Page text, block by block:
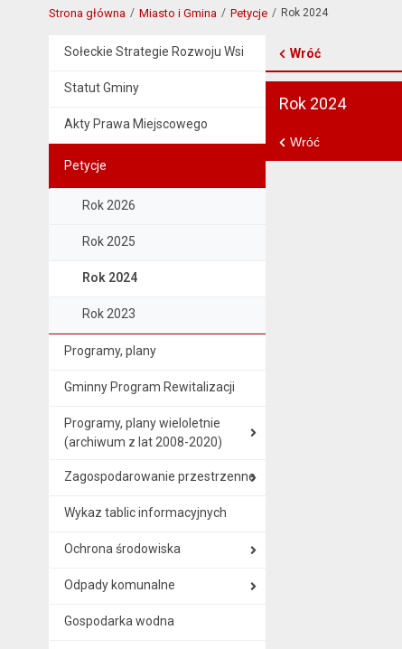
Strona główna Miasto i Gmina Petycje Rok 2024
Sołeckie Strategie Rozwoju Wsi
Statut Gminy
Akty Prawa Miejscowego
Petycje
Rok 2026
Rok 2025
Rok 2024
Rok 2023
Programy, plany
Gminny Program Rewitalizacji
Programy, plany wieloletnie
(archiwum z lat 2008-2020)
Zagospodarowanie przestrzenne
Wykaz tablic informacyjnych
Ochrona środowiska
Odpady komunalne
Gospodarka wodna
Wróć
Rok 2024
Wróć